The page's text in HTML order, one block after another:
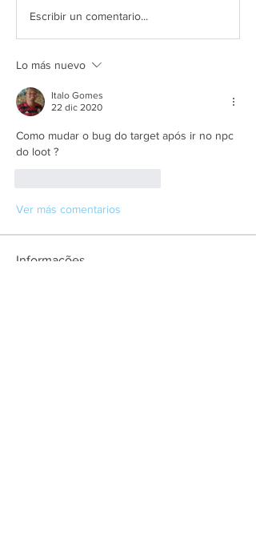
Escribir un comentario...
Lo más nuevo
Italo Gomes
22 dic 2020
Como mudar o bug do target após ir no npc
do loot ?
Ver más comentarios
Informações